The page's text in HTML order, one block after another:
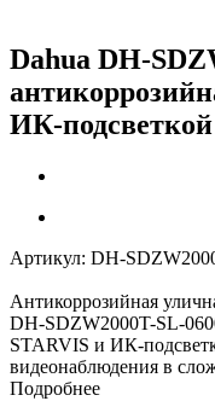
Dahua DH-
ИК-подсветкой
Артикул: DH-
Антикоррозийная
DH-SDZW2000T-SL-
STARVIS и ИК-
видеонаблюдения в
Подробнее